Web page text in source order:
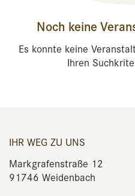
Noch keine
Es konnte keine
Ihren
IHR WEG ZU UNS
Markgrafenstraße 12
91746 Weidenbach